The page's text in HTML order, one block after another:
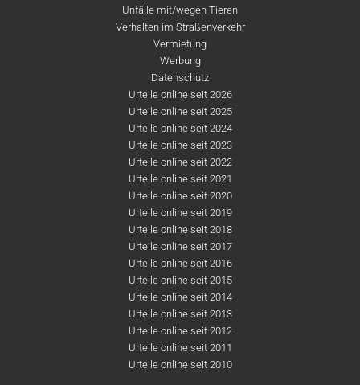
Unfälle mit/wegen Tieren
Verhalten im Straßenverkehr
Vermietung
Werbung
Datenschutz
Urteile online seit 2026
Urteile online seit 2025
Urteile online seit 2024
Urteile online seit 2023
Urteile online seit 2022
Urteile online seit 2021
Urteile online seit 2020
Urteile online seit 2019
Urteile online seit 2018
Urteile online seit 2017
Urteile online seit 2016
Urteile online seit 2015
Urteile online seit 2014
Urteile online seit 2013
Urteile online seit 2012
Urteile online seit 2011
Urteile online seit 2010